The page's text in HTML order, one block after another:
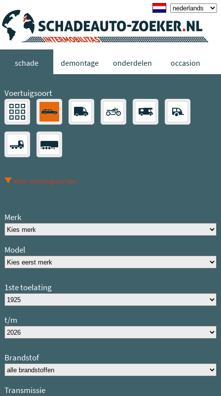
schade demontage onderdelen occasion
Voertuigsoort
Meer voertuigsoorten
Merk
Model
1ste toelating
t/m
Brandstof
Transmissie